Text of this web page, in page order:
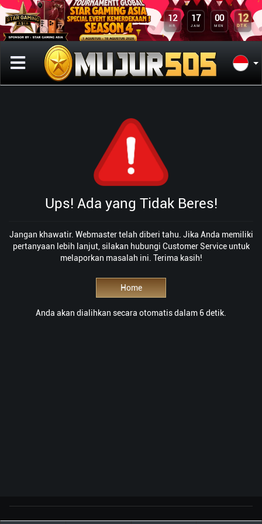
12
HR
17
JAM
00
MEN
12
DTK
Ups! Ada yang Tidak Beres!
Jangan khawatir. Webmaster telah diberi tahu. Jika Anda memiliki
pertanyaan lebih lanjut, silakan hubungi Customer Service untuk
melaporkan masalah ini. Terima kasih!
Home
Anda akan dialihkan secara otomatis dalam 6 detik.